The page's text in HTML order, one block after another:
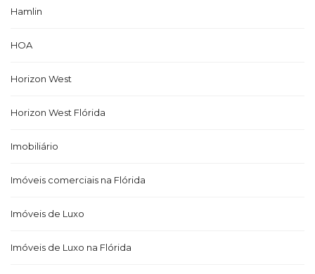
Hamlin
HOA
Horizon West
Horizon West Flórida
Imobiliário
Imóveis comerciais na Flórida
Imóveis de Luxo
Imóveis de Luxo na Flórida